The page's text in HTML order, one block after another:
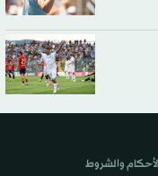
والشروط